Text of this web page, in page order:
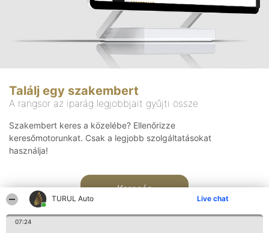
TURUL Auto Live chat
07:24
Találj egy szakembert
A rangsor az iparág legjobbjait gyűjti össze
Szakembert keres a közelébe? Ellenőrizze
keresőmotorunkat. Csak a legjobb szolgáltatásokat
használja!
Keresés